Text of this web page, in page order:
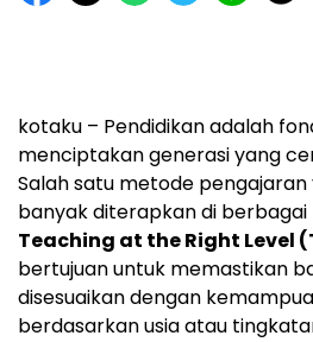
kotaku – Pendidikan adalah
menciptakan generasi yang
Salah satu metode
banyak diterapkan di
Teaching at the Right Level
bertujuan untuk memastikan
disesuaikan dengan
berdasarkan usia atau